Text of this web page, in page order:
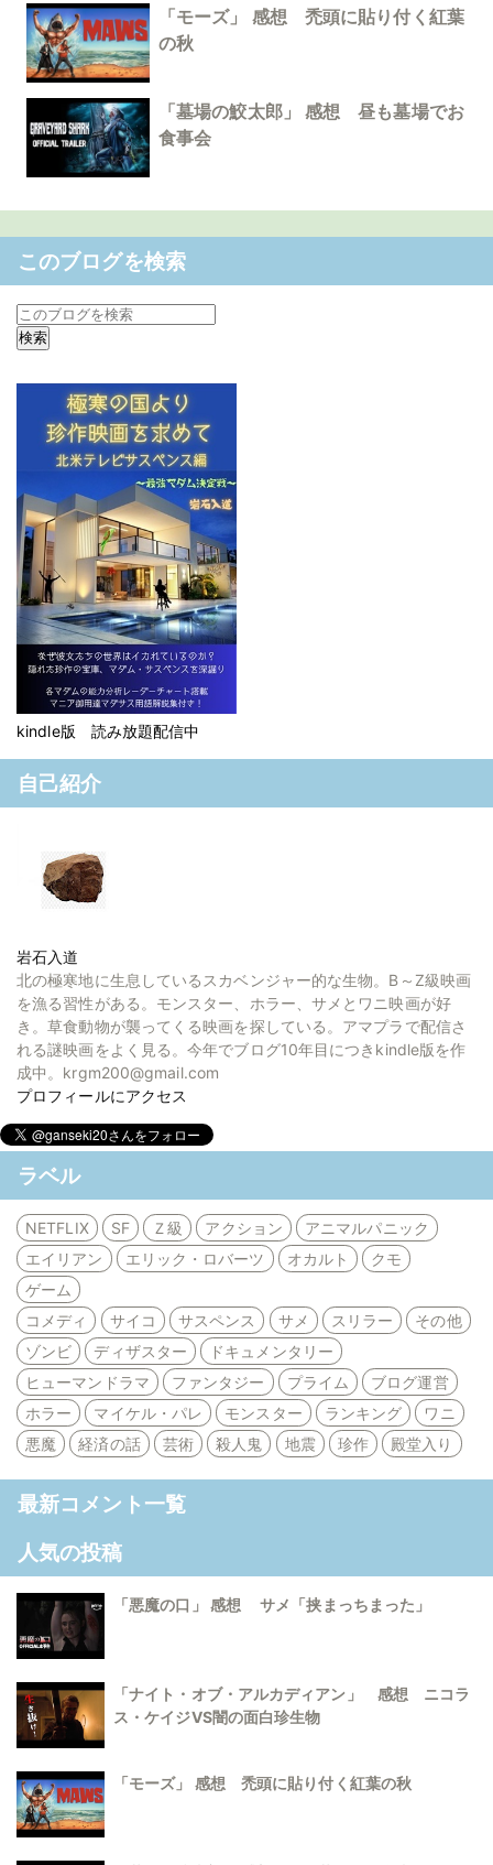
「モーズ」 感想 禿頭に貼り付く紅葉
の秋
「墓場の鮫太郎」 感想 昼も墓場でお
食事会
このブログを検索
kindle版 読み放題配信中
自己紹介
岩石入道
北の極寒地に生息しているスカベンジャー的な生物。B～Z級映画
を漁る習性がある。モンスター、ホラー、サメとワニ映画が好
き。草食動物が襲ってくる映画を探している。アマプラで配信さ
れる謎映画をよく見る。今年でブログ10年目につきkindle版を作
成中。krgm200@gmail.com
プロフィールにアクセス
ラベル
NETFLIX SF Ｚ級 アクション
アニマルパニック
エイリアン
エリック・ロバーツ オカルト
クモ
ゲーム
コメディ
サイコ サスペンス サメ スリラー
その他
ゾンビ
ディザスター
ドキュメンタリー
ヒューマンドラマ
ファンタジー プライム
ブログ運営
ホラー
マイケル・パレ モンスター ランキング
ワニ
悪魔
経済の話 芸術 殺人鬼 地震 珍作 殿堂入り
最新コメント一覧
人気の投稿
「悪魔の口」 感想 サメ「挟まっちまった」
「ナイト・オブ・アルカディアン」 感想 ニコラ
ス・ケイジVS闇の面白珍生物
「モーズ」 感想 禿頭に貼り付く紅葉の秋